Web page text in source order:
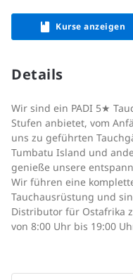
Kurse anzeigen
Details
Wir sind ein PADI 5★
Stufen anbietet, vom
uns zu geführten
Tumbatu Island und
genieße unsere
Wir führen eine
Tauchausrüstung und
Distributor für Ostafrika
von 8:00 Uhr bis 19:00